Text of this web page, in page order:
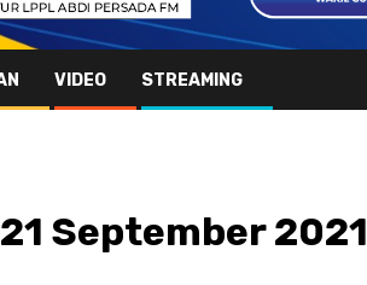
VIDEO STREAMING
21 September 2021